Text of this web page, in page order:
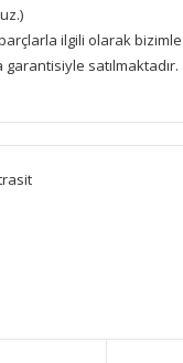
parçlarla ilgili olarak
garantisiyle satılmaktadır.